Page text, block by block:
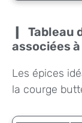
Tableau
associées
Les épices
la courge